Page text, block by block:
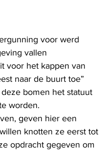
voor werd
vallen
voor het kappen van
naar de buurt toe”
bomen het statuut
worden.
geven hier een
knotten ze eerst tot
opdracht gegeven om